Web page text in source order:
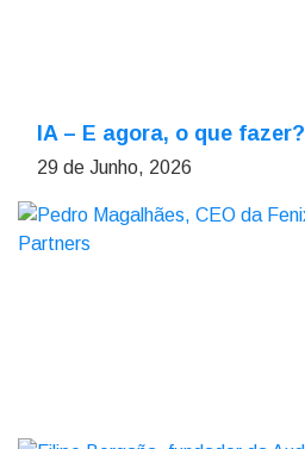
IA – E agora, o que fazer?
29 de Junho, 2026